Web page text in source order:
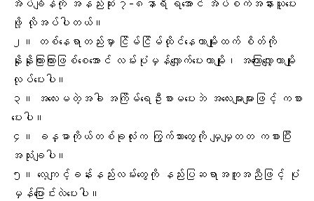
အိပ်ချိန်ကို အနည်းဆုံး ၇-၈နာရီ ရအောင် အိပ်စက်အနားယူပေး
ဖို့ လိုအပ်ပါတယ်။
၂။ တစ်နေရာတည်းမှာ ငြိမ်ငြိမ်ထိုင်နေတာမျိုးထက် စိတ်ကို
နိုးနိုးကြားကြားဖြစ်စေအောင် လမ်းပုံမှန်လျှောက်ပေးတာမျိုး၊ အကြောလျှော့တာမျိုး
လုပ်ပေးပါ။
၃။
အလေးမ တဲ့အခါ အကြိမ်ရေဦးစားမပေးဘဲ အလေးများများဖြင့် ကစား
ပေးပါ။
၄။ ခန္ဓာကိုယ်တစ်ခုလုံးက ကြွက်သားတွေကို မျှမျှတတ ကစားပြီး
အသုံးချပါ။
၅။ လေ့ကျင့်ခန်းနည်းလမ်းတွေကို နည်းပြဆရာအကူအညီဖြင့် ပုံ
မှန်ပြောင်းလဲပေးပါ။